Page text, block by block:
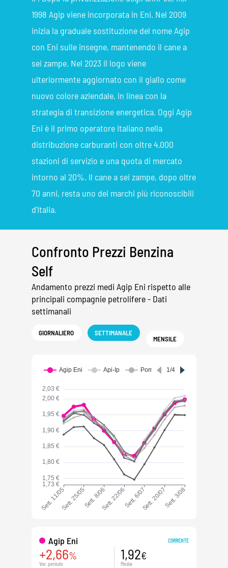
1998 Agip viene incorporata in Eni. Nel 2009
inizia la graduale sostituzione del nome Agip
con Eni sulle insegne, mantenendo il cane a
sei zampe. Nel 2023 il logo viene
ulteriormente aggiornato con il giallo come
nuovo colore aziendale, in linea con la
strategia di transizione energetica. Oggi Agip
Eni è il primo operatore italiano nella
distribuzione carburanti con oltre 4.000
stazioni di servizio e una quota di mercato
intorno al 20%. Il cane a sei zampe, dopo oltre
70 anni, resta uno dei marchi più riconoscibili
d'Italia.
Confronto Prezzi Benzina
Self
Andamento prezzi medi Agip Eni rispetto alle
principali compagnie petrolifere - Dati
settimanali
GIORNALIERO SETTIMANALE
MENSILE
Agip Eni CORRENTE
+2,66%
Var. periodo
1,92€
Media